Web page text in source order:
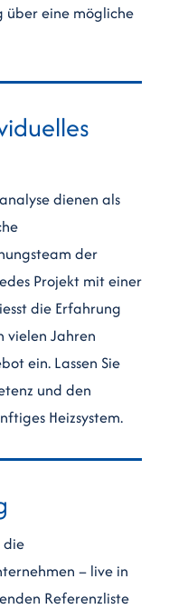
über eine mögliche
dienen als
der
Projekt mit einer
die Erfahrung
vielen Jahren
ein. Lassen Sie
und den
Heizsystem.
die
– live in
Referenzliste